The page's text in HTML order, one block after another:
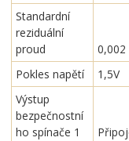
Standardní
reziduální
proud
0,002
Pokles napětí
1,5V
Výstup
bezpečnostní
ho spínače 1